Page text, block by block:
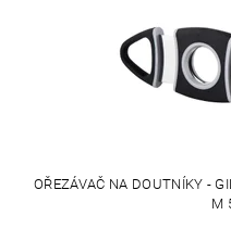
OŘEZÁVAČ NA DOUTNÍKY -
M